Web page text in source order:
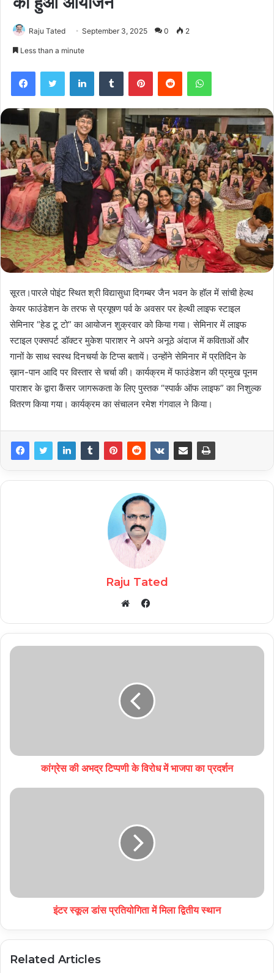
Raju Tated September 3, 2025 0 2
Less than a minute
FacebookTwitter LinkedInTumblr PinterestReddit WhatsApp
सूरत।पारले पोइंट स्थित श्री विद्यासुधा दिगम्बर जैन भवन के हॉल में सांची हेल्थ
केयर फाउंडेशन के तरफ से प्रयूषण पर्व के अवसर पर हेल्थी लाइफ स्टाइल
सेमिनार “हेड टू टो” का आयोजन शुक्रवार को किया गया। सेमिनार में लाइफ
स्टाइल एक्सपर्ट डॉक्टर मुकेश पाराशर ने अपने अनूठे अंदाज में कविताओं और
गानों के साथ स्वस्थ दिनचर्या के टिप्स बतायें। उन्होंने सेमिनार में प्रतिदिन के
ख़ान-पान आदि पर विस्तार से चर्चा की। कार्यक्रम में फाउंडेशन की प्रमुख पूनम
पाराशर के द्वारा कैंसर जागरूकता के लिए पुस्तक “स्पार्क ऑफ लाइफ” का निशुल्क
वितरण किया गया। कार्यक्रम का संचालन रमेश गंगवाल ने किया।
Raju Tated
Facebook
कांग्रेस की अभद्र टिप्पणी के विरोध में भाजपा का प्रदर्शन
इंटर स्कूल डांस प्रतियोगिता में मिला द्वितीय स्थान
Related Articles